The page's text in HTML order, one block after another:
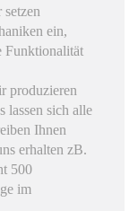
setzen
ein,
Funktionalität
produzieren
lassen sich alle
Ihnen
erhalten zB.
500
im